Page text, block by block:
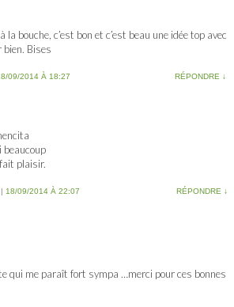
la bouche, c’est bon et c’est beau une idée top avec
bien. Bises
09/2014 À 18:27 RÉPONDRE ↓
beaucoup
plaisir.
| 18/09/2014 À 22:07 RÉPONDRE ↓
qui me paraît fort sympa …merci pour ces bonnes